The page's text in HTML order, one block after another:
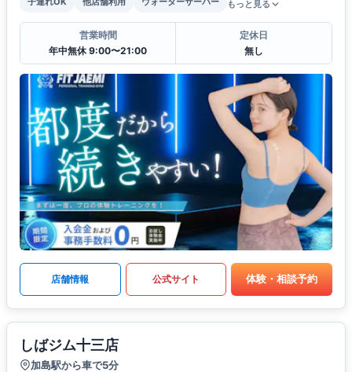
もっと見る
営業時間
年中無休 9:00〜21:00
定休日
無し
店舗情報 公式サイト 体験・相談予約
しばジム十三店
加島駅から車で5分